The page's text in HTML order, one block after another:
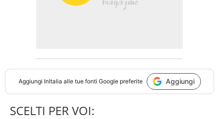
Aggiungi InItalia alle tue fonti Google preferite Aggiungi
SCELTI PER VOI: